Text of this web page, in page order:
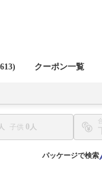
613) クーポン一覧
子供 0
パッケージで検索